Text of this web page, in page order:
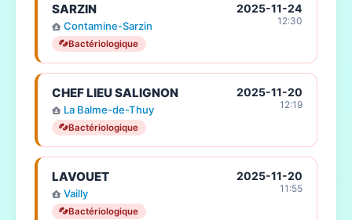
SARZIN
Contamine-Sarzin
Bactériologique
2025-11-24
12:30
CHEF LIEU SALIGNON
La Balme-de-Thuy
Bactériologique
2025-11-20
12:19
LAVOUET
Vailly
Bactériologique
2025-11-20
11:55